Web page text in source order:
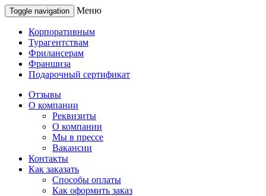
Toggle navigation Меню
Корпоративным
Турагентствам
Фрилансерам
Франшиза
Подарочный сертификат
Отзывы
О компании
Реквизиты
О компании
Мы в прессе
Вакансии
Контакты
Как заказать
Способы оплаты
Как оформить заказ